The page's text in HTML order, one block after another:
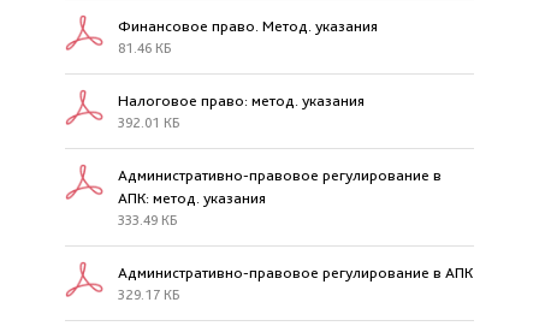
Финансовое право. Метод. указания
81.46 КБ
Налоговое право: метод. указания
392.01 КБ
Административно-правовое регулирование в
АПК: метод. указания
333.49 КБ
Административно-правовое регулирование в АПК
329.17 КБ